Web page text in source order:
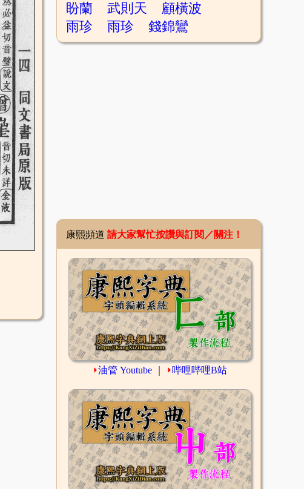
盼蘭 武則天
顧橫波
雨珍
雨珍 錢錦鸞
康熙頻道 請大家幫忙按讚與訂閱／關注！
⏵油管 Youtube ⏵哔哩哔哩B站